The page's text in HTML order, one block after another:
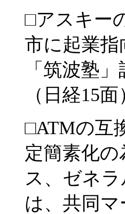
□アスキー
市に起業
「筑波塾」
（日経15面
□ATMの互
定簡素化
ス、ゼネ
は、共同